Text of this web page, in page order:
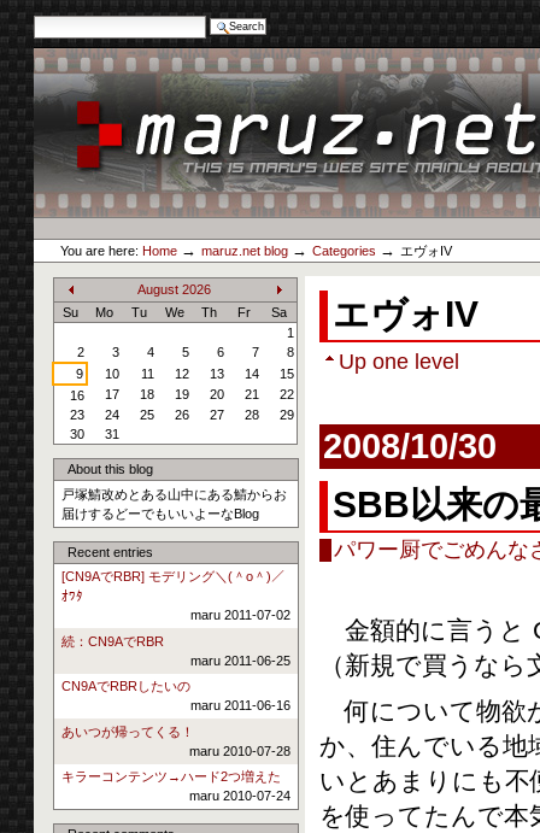
Advanced Search…
Skip
to
content.
to
navigation
maruz.net
Personal
tools
You are here: Home → maruz.net blog → Categories → エヴォIV
«
August 2026
»
Su Mo Tu We Th Fr
Sa
1
2
3 4 5 6 7
8
9
10 11 12 13 14
15
16
17 18 19 20 21
22
23
24 25 26 27 28
29
30
31
About this blog
戸塚鯖改めとある山中にある鯖からお
届けするどーでもいいよーなBlog
Recent entries
[CN9AでRBR] モデリング＼(＾o＾)／
ｵﾜﾀ
maru 2011-07-02
続：CN9AでRBR
maru 2011-06-25
CN9AでRBRしたいの
maru 2011-06-16
あいつが帰ってくる！
maru 2010-07-28
キラーコンテンツ→ハード2つ増えた
maru 2010-07-24
エヴォIV
Up one level
2008/10/30
SBB以来の
パワー厨でごめんな
金額的に言うと
（新規で買うな
何について物欲
か、住んでいる地
いとあまりにも不
を使ってたんで